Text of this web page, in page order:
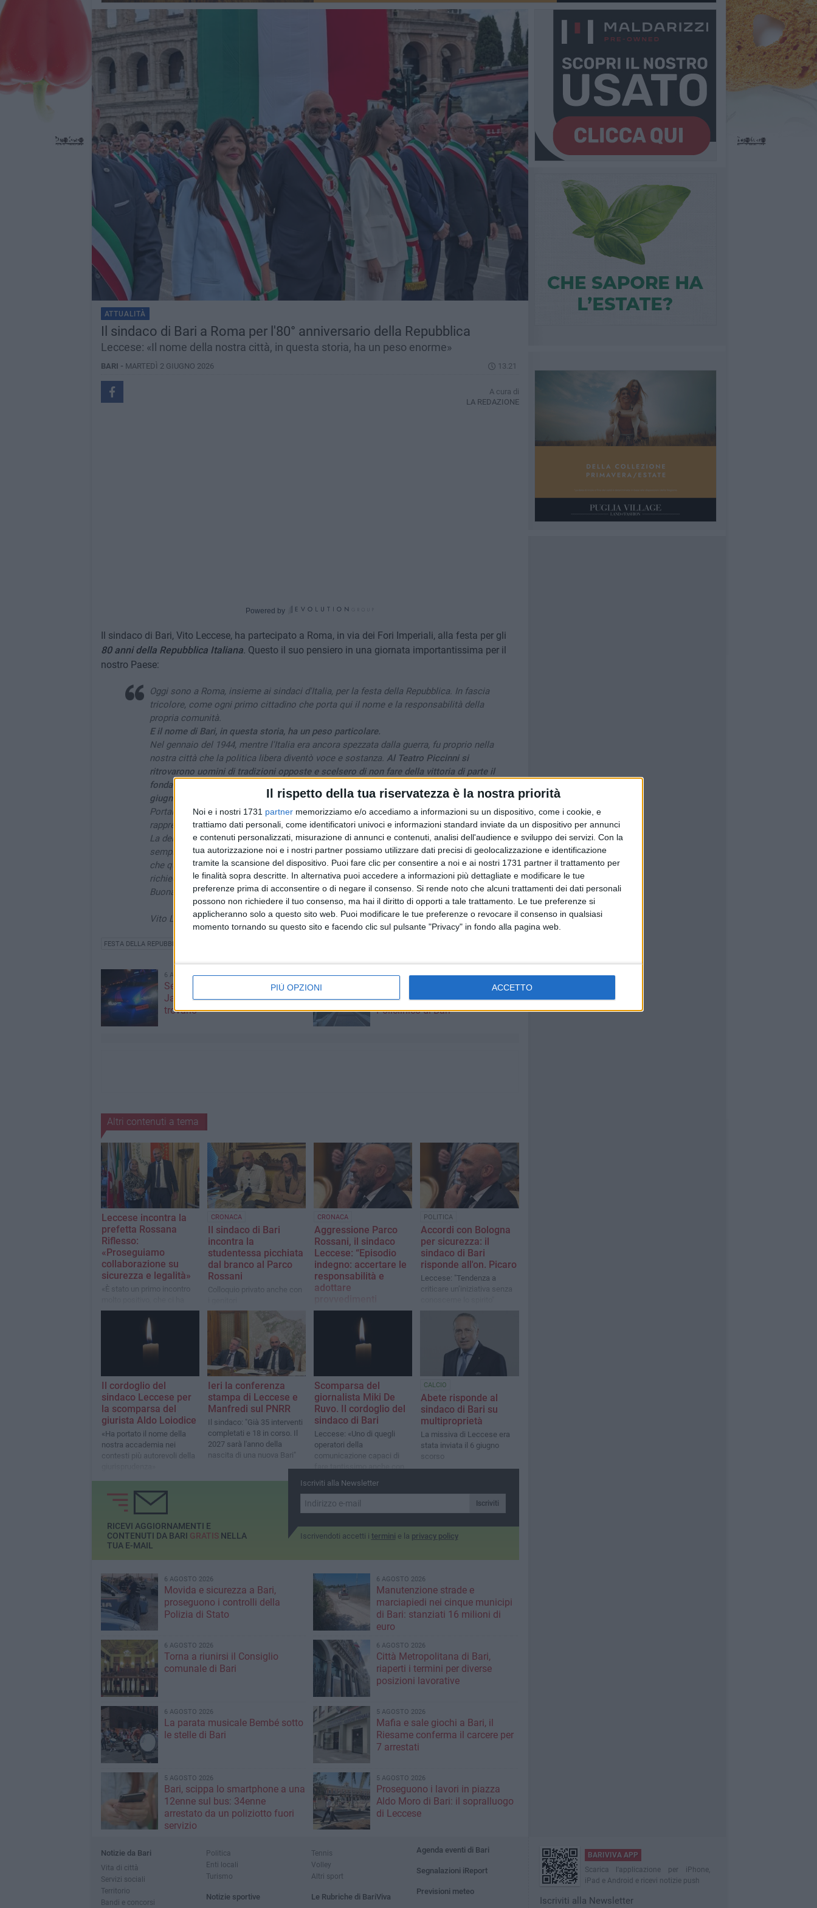
Il rispetto della tua riservatezza è la nostra priorità
Noi e i nostri 1731 partner memorizziamo e/o accediamo a informazioni su un dispositivo, come i cookie, e
trattiamo dati personali, come identificatori univoci e informazioni standard inviate da un dispositivo per annunci
e contenuti personalizzati, misurazione di annunci e contenuti, analisi dell'audience e sviluppo dei servizi. Con la
tua autorizzazione noi e i nostri partner possiamo utilizzare dati precisi di geolocalizzazione e identificazione
tramite la scansione del dispositivo. Puoi fare clic per consentire a noi e ai nostri 1731 partner il trattamento per
le finalità sopra descritte. In alternativa puoi accedere a informazioni più dettagliate e modificare le tue
preferenze prima di acconsentire o di negare il consenso. Si rende noto che alcuni trattamenti dei dati personali
possono non richiedere il tuo consenso, ma hai il diritto di opporti a tale trattamento. Le tue preferenze si
applicheranno solo a questo sito web. Puoi modificare le tue preferenze o revocare il consenso in qualsiasi
momento tornando su questo sito e facendo clic sul pulsante "Privacy" in fondo alla pagina web.
PIÙ OPZIONI ACCETTO
ATTUALITÀ
Il sindaco di Bari a Roma per l'80° anniversario della Repubblica
Leccese: «Il nome della nostra città, in questa storia, ha un peso enorme»
BARI - MARTEDÌ 2 GIUGNO 2026 13.21
A cura di
LA REDAZIONE
Powered by
Il sindaco di Bari, Vito Leccese, ha partecipato a Roma, in via dei Fori Imperiali, alla festa per gli
80 anni della Repubblica Italiana. Questo il suo pensiero in una giornata importantissima per il
nostro Paese:
Oggi sono a Roma, insieme ai sindaci d'Italia, per la festa della Repubblica. In fascia
tricolore, come ogni primo cittadino che porta qui il nome e la responsabilità della
propria comunità.
E il nome di Bari, in questa storia, ha un peso particolare.
Nel gennaio del 1944, mentre l'Italia era ancora spezzata dalla guerra, fu proprio nella
nostra città che la politica libera diventò voce e sostanza. Al Teatro Piccinni si
ritrovarono uomini di tradizioni opposte e scelsero di non fare della vittoria di parte il
fondamento della nuova Italia. Partì da Bari il primo passo verso il referendum del 2
giugno 1946.
Eravamo, per qualche mese decisivo, una capitale del possibile.
Portare oggi Bari a Roma significa per me ricordare tutto questo con l'orgoglio di
rappresentare quella storia.
La democrazia non si conserva da sola, si consuma nell'indifferenza, nella
semplificazione, nell'idea che tanto vada bene lo stesso. Si rinnova invece ogni volta
che qualcuno sceglie di partecipare. Da ottantanni quella conquista è qualcosa che
richiede cura, ogni giorno, da parte di tutti.
Buona Festa della Repubblica
Vito Leccese
FESTA DELLA REPUBBLICA
6 AGOSTO 2026
Segnalati colpi di pistola a
Japigia, ma i bossoli non si
trovano
6 AGOSTO 2026
Bimba di 6 anni precipita dalla
finestra di casa: è grave al
Policlinico di Bari
Altri contenuti a tema
Leccese incontra la
prefetta ​Rossana
Riflesso:
«Proseguiamo
collaborazione su
sicurezza e legalità»
«È stato un primo incontro
consentito di confrontarci
sui principali temi che
CRONACA
Il sindaco di Bari
incontra la
studentessa picchiata
dal branco al Parco
Rossani
Colloquio privato anche con
CRONACA
Aggressione Parco
Rossani, il sindaco
Leccese: “Episodio
indegno: accertare le
responsabilità e
adottare
immediati”
La vittima è una
studentessa universitaria di
POLITICA
Accordi con Bologna
per sicurezza: il
sindaco di Bari
risponde all'on. Picaro
Leccese: "Tendenza a
criticare un’iniziativa senza
Il cordoglio del
sindaco Leccese ​per
la scomparsa del
giurista Aldo Loiodice
«Ha ​portato il nome della
nostra accademia nei
contesti più autorevoli della
Ieri la conferenza
stampa di Leccese e
Manfredi sul PNRR
Il sindaco: "Già 35 interventi
completati e 18 in corso. Il
2027 sarà l'anno della
nascita di una nuova Bari"
Scomparsa del
giornalista Miki De
Ruvo. Il cordoglio del
sindaco di Bari
Leccese: «Uno di quegli
operatori della
comunicazione capaci di
CALCIO
Abete risponde al
sindaco di Bari su
multiproprietà
La missiva di Leccese era
stata inviata il 6 giugno
scorso
Iscriviti alla Newsletter
Iscriviti
Iscrivendoti accetti i termini e la privacy policy
RICEVI AGGIORNAMENTI E
CONTENUTI DA BARI GRATISNELLA
TUA E-MAIL
6 AGOSTO 2026
Movida e sicurezza a Bari,
proseguono i controlli della
Polizia di Stato
6 AGOSTO 2026
Manutenzione strade e
marciapiedi nei cinque municipi
di Bari: stanziati 16 milioni di
euro
6 AGOSTO 2026
Torna a riunirsi il Consiglio
comunale di Bari
6 AGOSTO 2026
Città Metropolitana di Bari,
riaperti i termini per diverse
posizioni lavorative
6 AGOSTO 2026
La parata musicale Bembé sotto
le stelle di Bari
5 AGOSTO 2026
Mafia e sale giochi a Bari, il
Riesame conferma il carcere per
7 arrestati
5 AGOSTO 2026
Bari, scippa lo smartphone a una
12enne sul bus: 34enne
arrestato da un poliziotto fuori
servizio
5 AGOSTO 2026
Proseguono i lavori in piazza
Aldo Moro di Bari: il sopralluogo
di Leccese
Notizie da Bari
Vita di città
Servizi sociali
Territorio
Bandi e concorsi
Politica
Enti locali
Turismo
Notizie sportive
Tennis
Volley
Altri sport
Le Rubriche di BariViva
Agenda eventi di Bari
Segnalazioni iReport
Previsioni meteo
BARIVIVA APP
Scarica l'applicazione per iPhone,
iPad e Android e ricevi notizie push
Iscriviti alla Newsletter